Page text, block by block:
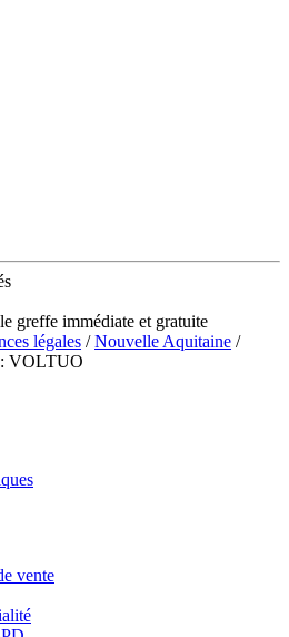
greffe immédiate et gratuite
légales /Nouvelle Aquitaine /
: VOLTUO
vente